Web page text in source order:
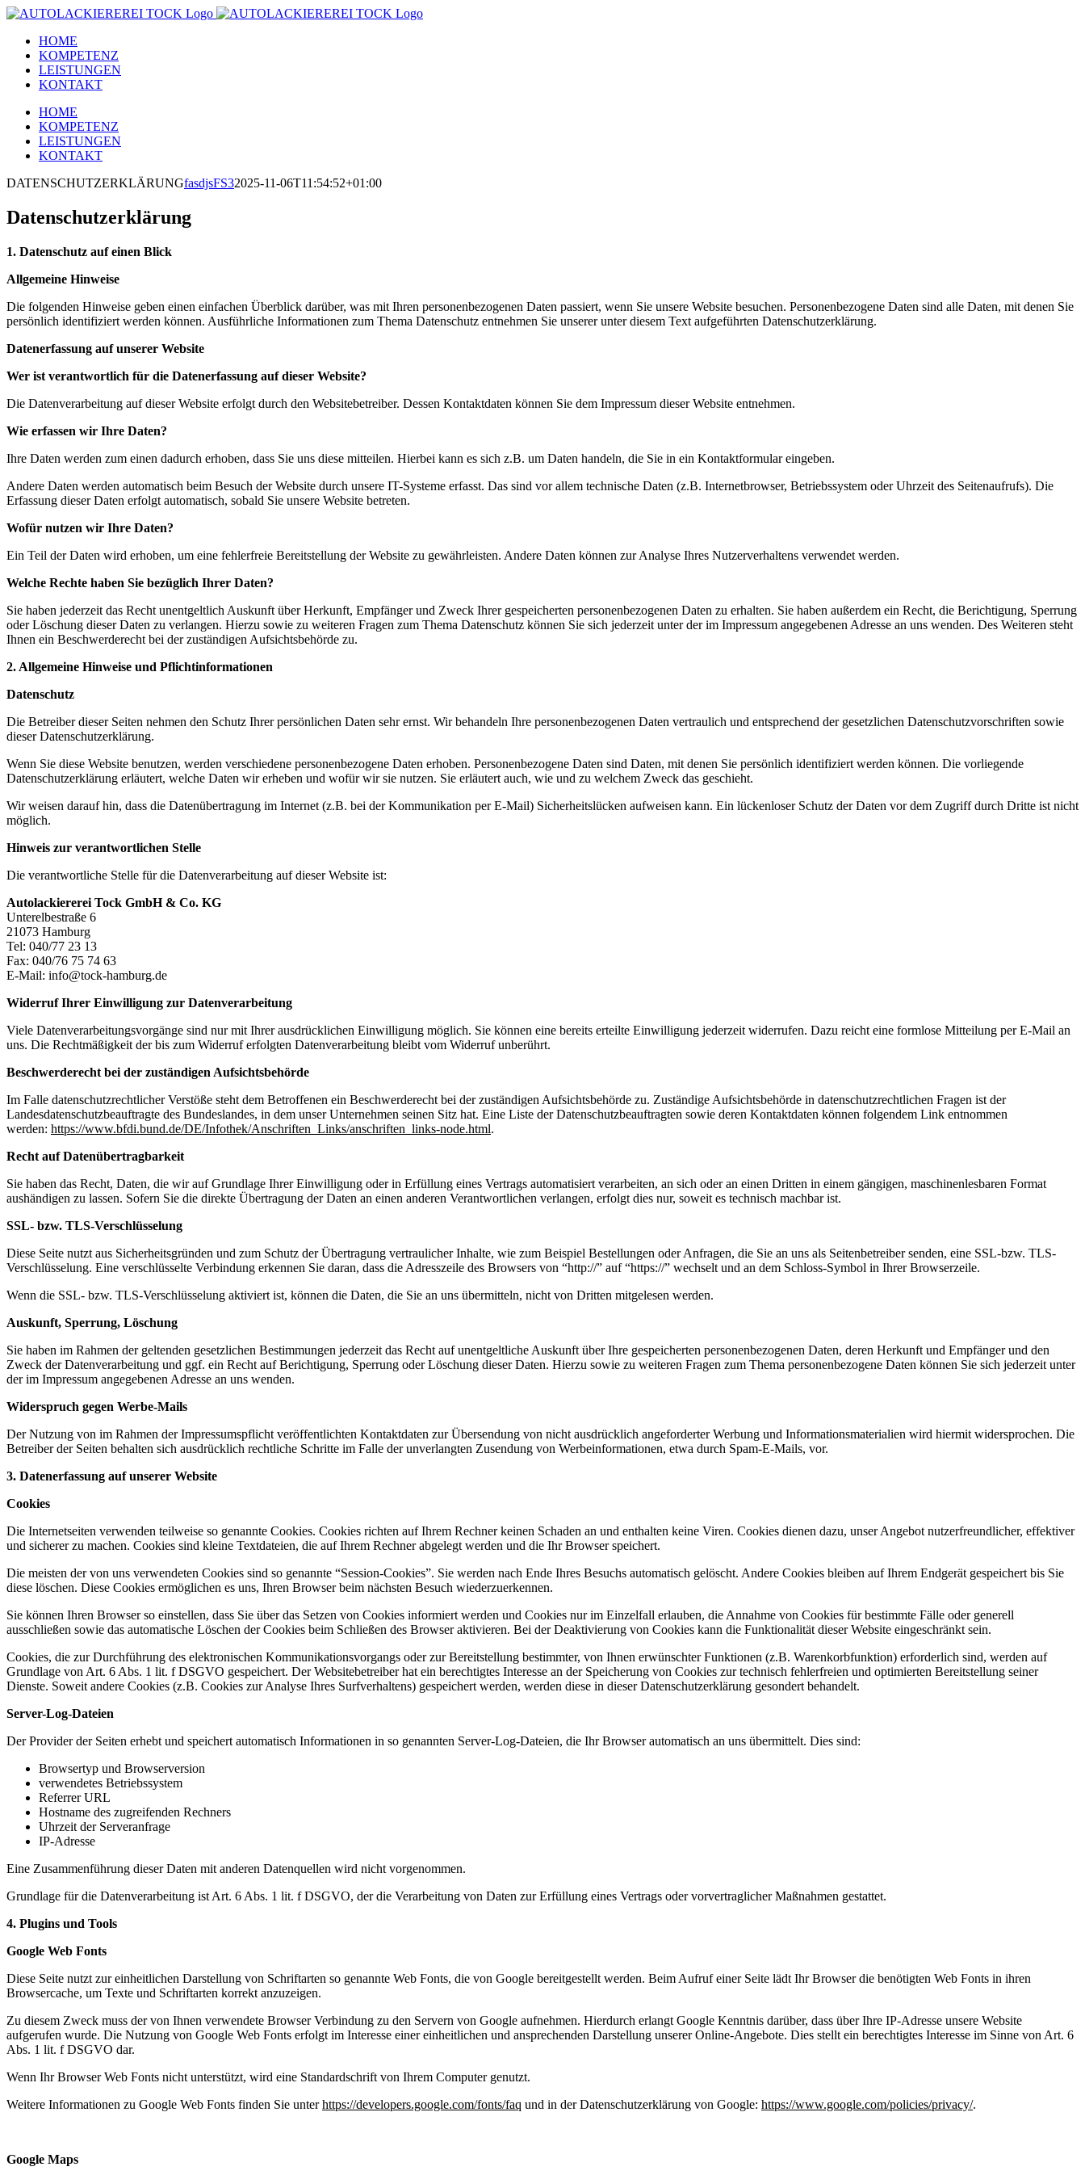
Zum
springenHOME
KOMPETENZ
LEISTUNGEN
KONTAKT
HOME
KOMPETENZ
LEISTUNGEN
KONTAKT
DATENSCHUTZERKLÄRUNGfasdjsFS32025-11-06T11:54:52+01:00
Datenschutzerklärung
1. Datenschutz auf einen Blick
Allgemeine Hinweise
Die folgenden Hinweise geben einen einfachen Überblick darüber, was mit Ihren personenbezogenen Daten passiert, wenn Sie unsere Website besuchen. Personenbezogene Daten sind alle Daten, mit denen Sie
persönlich identifiziert werden können. Ausführliche Informationen zum Thema Datenschutz entnehmen Sie unserer unter diesem Text aufgeführten Datenschutzerklärung.
Datenerfassung auf unserer Website
Wer ist verantwortlich für die Datenerfassung auf dieser Website?
Die Datenverarbeitung auf dieser Website erfolgt durch den Websitebetreiber. Dessen Kontaktdaten können Sie dem Impressum dieser Website entnehmen.
Wie erfassen wir Ihre Daten?
Ihre Daten werden zum einen dadurch erhoben, dass Sie uns diese mitteilen. Hierbei kann es sich z.B. um Daten handeln, die Sie in ein Kontaktformular eingeben.
Andere Daten werden automatisch beim Besuch der Website durch unsere IT-Systeme erfasst. Das sind vor allem technische Daten (z.B. Internetbrowser, Betriebssystem oder Uhrzeit des Seitenaufrufs). Die
Erfassung dieser Daten erfolgt automatisch, sobald Sie unsere Website betreten.
Wofür nutzen wir Ihre Daten?
Ein Teil der Daten wird erhoben, um eine fehlerfreie Bereitstellung der Website zu gewährleisten. Andere Daten können zur Analyse Ihres Nutzerverhaltens verwendet werden.
Welche Rechte haben Sie bezüglich Ihrer Daten?
Sie haben jederzeit das Recht unentgeltlich Auskunft über Herkunft, Empfänger und Zweck Ihrer gespeicherten personenbezogenen Daten zu erhalten. Sie haben außerdem ein Recht, die Berichtigung, Sperrung
oder Löschung dieser Daten zu verlangen. Hierzu sowie zu weiteren Fragen zum Thema Datenschutz können Sie sich jederzeit unter der im Impressum angegebenen Adresse an uns wenden. Des Weiteren steht
Ihnen ein Beschwerderecht bei der zuständigen Aufsichtsbehörde zu.
2. Allgemeine Hinweise und Pflichtinformationen
Datenschutz
Die Betreiber dieser Seiten nehmen den Schutz Ihrer persönlichen Daten sehr ernst. Wir behandeln Ihre personenbezogenen Daten vertraulich und entsprechend der gesetzlichen Datenschutzvorschriften sowie
dieser Datenschutzerklärung.
Wenn Sie diese Website benutzen, werden verschiedene personenbezogene Daten erhoben. Personenbezogene Daten sind Daten, mit denen Sie persönlich identifiziert werden können. Die vorliegende
Datenschutzerklärung erläutert, welche Daten wir erheben und wofür wir sie nutzen. Sie erläutert auch, wie und zu welchem Zweck das geschieht.
Wir weisen darauf hin, dass die Datenübertragung im Internet (z.B. bei der Kommunikation per E-Mail) Sicherheitslücken aufweisen kann. Ein lückenloser Schutz der Daten vor dem Zugriff durch Dritte ist nicht
möglich.
Hinweis zur verantwortlichen Stelle
Die verantwortliche Stelle für die Datenverarbeitung auf dieser Website ist:
Autolackiererei Tock GmbH & Co. KG
Unterelbestraße 6
21073 Hamburg
Tel: 040/77 23 13
Fax: 040/76 75 74 63
E-Mail: info@tock-hamburg.de
Widerruf Ihrer Einwilligung zur Datenverarbeitung
Viele Datenverarbeitungsvorgänge sind nur mit Ihrer ausdrücklichen Einwilligung möglich. Sie können eine bereits erteilte Einwilligung jederzeit widerrufen. Dazu reicht eine formlose Mitteilung per E-Mail an
uns. Die Rechtmäßigkeit der bis zum Widerruf erfolgten Datenverarbeitung bleibt vom Widerruf unberührt.
Beschwerderecht bei der zuständigen Aufsichtsbehörde
Im Falle datenschutzrechtlicher Verstöße steht dem Betroffenen ein Beschwerderecht bei der zuständigen Aufsichtsbehörde zu. Zuständige Aufsichtsbehörde in datenschutzrechtlichen Fragen ist der
Landesdatenschutzbeauftragte des Bundeslandes, in dem unser Unternehmen seinen Sitz hat. Eine Liste der Datenschutzbeauftragten sowie deren Kontaktdaten können folgendem Link entnommen
werden: https://www.bfdi.bund.de/DE/Infothek/Anschriften_Links/anschriften_links-node.html.
Recht auf Datenübertragbarkeit
Sie haben das Recht, Daten, die wir auf Grundlage Ihrer Einwilligung oder in Erfüllung eines Vertrags automatisiert verarbeiten, an sich oder an einen Dritten in einem gängigen, maschinenlesbaren Format
aushändigen zu lassen. Sofern Sie die direkte Übertragung der Daten an einen anderen Verantwortlichen verlangen, erfolgt dies nur, soweit es technisch machbar ist.
SSL- bzw. TLS-Verschlüsselung
Diese Seite nutzt aus Sicherheitsgründen und zum Schutz der Übertragung vertraulicher Inhalte, wie zum Beispiel Bestellungen oder Anfragen, die Sie an uns als Seitenbetreiber senden, eine SSL-bzw. TLS-
Verschlüsselung. Eine verschlüsselte Verbindung erkennen Sie daran, dass die Adresszeile des Browsers von “http://” auf “https://” wechselt und an dem Schloss-Symbol in Ihrer Browserzeile.
Wenn die SSL- bzw. TLS-Verschlüsselung aktiviert ist, können die Daten, die Sie an uns übermitteln, nicht von Dritten mitgelesen werden.
Auskunft, Sperrung, Löschung
Sie haben im Rahmen der geltenden gesetzlichen Bestimmungen jederzeit das Recht auf unentgeltliche Auskunft über Ihre gespeicherten personenbezogenen Daten, deren Herkunft und Empfänger und den
Zweck der Datenverarbeitung und ggf. ein Recht auf Berichtigung, Sperrung oder Löschung dieser Daten. Hierzu sowie zu weiteren Fragen zum Thema personenbezogene Daten können Sie sich jederzeit unter
der im Impressum angegebenen Adresse an uns wenden.
Widerspruch gegen Werbe-Mails
Der Nutzung von im Rahmen der Impressumspflicht veröffentlichten Kontaktdaten zur Übersendung von nicht ausdrücklich angeforderter Werbung und Informationsmaterialien wird hiermit widersprochen. Die
Betreiber der Seiten behalten sich ausdrücklich rechtliche Schritte im Falle der unverlangten Zusendung von Werbeinformationen, etwa durch Spam-E-Mails, vor.
3. Datenerfassung auf unserer Website
Cookies
Die Internetseiten verwenden teilweise so genannte Cookies. Cookies richten auf Ihrem Rechner keinen Schaden an und enthalten keine Viren. Cookies dienen dazu, unser Angebot nutzerfreundlicher, effektiver
und sicherer zu machen. Cookies sind kleine Textdateien, die auf Ihrem Rechner abgelegt werden und die Ihr Browser speichert.
Die meisten der von uns verwendeten Cookies sind so genannte “Session-Cookies”. Sie werden nach Ende Ihres Besuchs automatisch gelöscht. Andere Cookies bleiben auf Ihrem Endgerät gespeichert bis Sie
diese löschen. Diese Cookies ermöglichen es uns, Ihren Browser beim nächsten Besuch wiederzuerkennen.
Sie können Ihren Browser so einstellen, dass Sie über das Setzen von Cookies informiert werden und Cookies nur im Einzelfall erlauben, die Annahme von Cookies für bestimmte Fälle oder generell
ausschließen sowie das automatische Löschen der Cookies beim Schließen des Browser aktivieren. Bei der Deaktivierung von Cookies kann die Funktionalität dieser Website eingeschränkt sein.
Cookies, die zur Durchführung des elektronischen Kommunikationsvorgangs oder zur Bereitstellung bestimmter, von Ihnen erwünschter Funktionen (z.B. Warenkorbfunktion) erforderlich sind, werden auf
Grundlage von Art. 6 Abs. 1 lit. f DSGVO gespeichert. Der Websitebetreiber hat ein berechtigtes Interesse an der Speicherung von Cookies zur technisch fehlerfreien und optimierten Bereitstellung seiner
Dienste. Soweit andere Cookies (z.B. Cookies zur Analyse Ihres Surfverhaltens) gespeichert werden, werden diese in dieser Datenschutzerklärung gesondert behandelt.
Server-Log-Dateien
Der Provider der Seiten erhebt und speichert automatisch Informationen in so genannten Server-Log-Dateien, die Ihr Browser automatisch an uns übermittelt. Dies sind:
Browsertyp und Browserversion
verwendetes Betriebssystem
Referrer URL
Hostname des zugreifenden Rechners
Uhrzeit der Serveranfrage
IP-Adresse
Eine Zusammenführung dieser Daten mit anderen Datenquellen wird nicht vorgenommen.
Grundlage für die Datenverarbeitung ist Art. 6 Abs. 1 lit. f DSGVO, der die Verarbeitung von Daten zur Erfüllung eines Vertrags oder vorvertraglicher Maßnahmen gestattet.
4. Plugins und Tools
Google Web Fonts
Diese Seite nutzt zur einheitlichen Darstellung von Schriftarten so genannte Web Fonts, die von Google bereitgestellt werden. Beim Aufruf einer Seite lädt Ihr Browser die benötigten Web Fonts in ihren
Browsercache, um Texte und Schriftarten korrekt anzuzeigen.
Zu diesem Zweck muss der von Ihnen verwendete Browser Verbindung zu den Servern von Google aufnehmen. Hierdurch erlangt Google Kenntnis darüber, dass über Ihre IP-Adresse unsere Website
aufgerufen wurde. Die Nutzung von Google Web Fonts erfolgt im Interesse einer einheitlichen und ansprechenden Darstellung unserer Online-Angebote. Dies stellt ein berechtigtes Interesse im Sinne von Art. 6
Abs. 1 lit. f DSGVO dar.
Wenn Ihr Browser Web Fonts nicht unterstützt, wird eine Standardschrift von Ihrem Computer genutzt.
Weitere Informationen zu Google Web Fonts finden Sie unterhttps://developers.google.com/fonts/faq und in der Datenschutzerklärung von Google: https://www.google.com/policies/privacy/.
Google Maps